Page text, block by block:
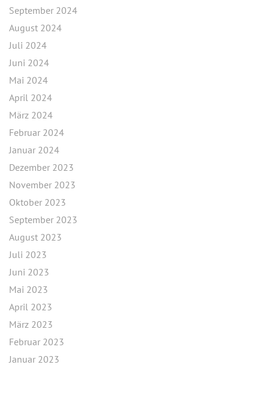
September 2024
August 2024
Juli 2024
Juni 2024
Mai 2024
April 2024
März 2024
Februar 2024
Januar 2024
Dezember 2023
November 2023
Oktober 2023
September 2023
August 2023
Juli 2023
Juni 2023
Mai 2023
April 2023
März 2023
Februar 2023
Januar 2023